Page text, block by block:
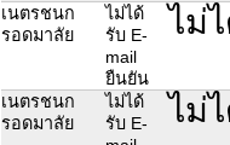
เนตรชนก
รอดมาลัย
ไม่ได้
รับ E-
mail
ยืนยัน
ไม่
เนตรชนก
รอดมาลัย
ไม่ได้
รับ E-
ไม่